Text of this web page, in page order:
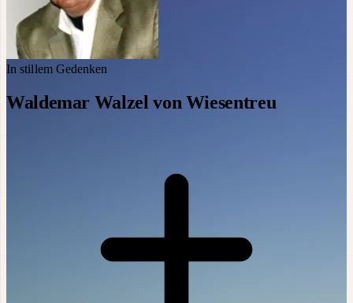
In stillem Gedenken
Waldemar Walzel von Wiesentreu